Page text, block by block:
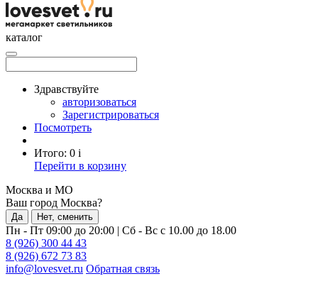
каталог
Здравствуйте
авторизоваться
Зарегистрироваться
Посмотреть
Итого: 0 i
Перейти в корзину
Москва и МО
Ваш город Москва?
Да Нет, сменить
Пн - Пт 09:00 до 20:00 | Сб - Вс с 10.00 до 18.00
8 (926) 300 44 43
8 (926) 672 73 83
info@lovesvet.ru Обратная связь